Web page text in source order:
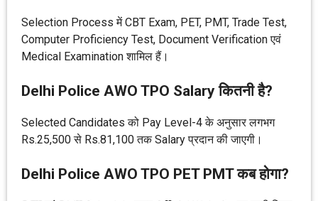
Selection Process में CBT Exam, PET, PMT, Trade Test,
Computer Proficiency Test, Document Verification एवं
Medical Examination शामिल हैं।
Delhi Police AWO TPO Salary कितनी है?
Selected Candidates को Pay Level-4 के अनुसार लगभग
Rs.25,500 से Rs.81,100 तक Salary प्रदान की जाएगी।
Delhi Police AWO TPO PET PMT कब होगा?